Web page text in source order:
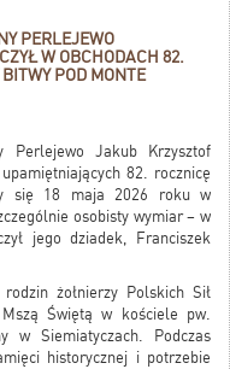
PERLEJEWO
W OBCHODACH 82.
POD MONTE
Perlejewo Jakub Krzysztof
82. rocznicę
się 18 maja 2026 roku w
osobisty wymiar – w
jego dziadek, Franciszek
żołnierzy Polskich Sił
Świętą w kościele pw.
w Siemiatyczach. Podczas
historycznej i potrzebie